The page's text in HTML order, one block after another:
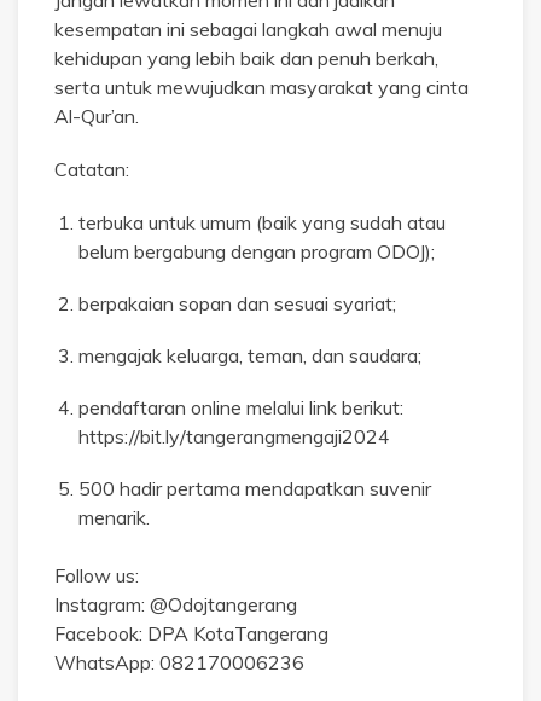
kesempatan ini sebagai langkah awal menuju
kehidupan yang lebih baik dan penuh berkah,
serta untuk mewujudkan masyarakat yang cinta
Al-Qur’an.
Catatan:
terbuka untuk umum (baik yang sudah atau
belum bergabung dengan program ODOJ);
berpakaian sopan dan sesuai syariat;
mengajak keluarga, teman, dan saudara;
pendaftaran online melalui link berikut:
https://bit.ly/tangerangmengaji2024
500 hadir pertama mendapatkan suvenir
menarik.
Follow us:
Instagram: @Odojtangerang
Facebook: DPA KotaTangerang
WhatsApp: 082170006236